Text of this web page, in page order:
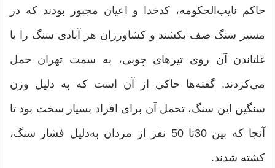
حاكم نایب‌الحكومه، كدخدا و اعیان مجبور بودند كه در
مسیر سنگ صف بكشند و كشاورزان هر آبادی سنگ را با
غلتاندن آن روی تیرهای چوبی، به سمت تهران حمل
می‌كردند. گفته‌ها حاكی از آن است كه به دلیل وزن
سنگین این سنگ، تحمل آن برای افراد بسیار سخت بود تا
آنجا كه بین 30تا 50 نفر از مردان به‌دلیل فشار سنگ،
كشته شدند.